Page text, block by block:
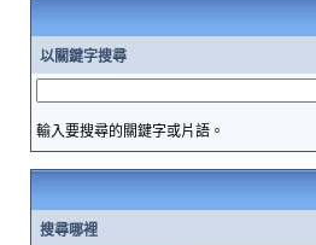
以關鍵字搜尋
輸入要搜尋的關鍵字或片語。
搜尋哪裡